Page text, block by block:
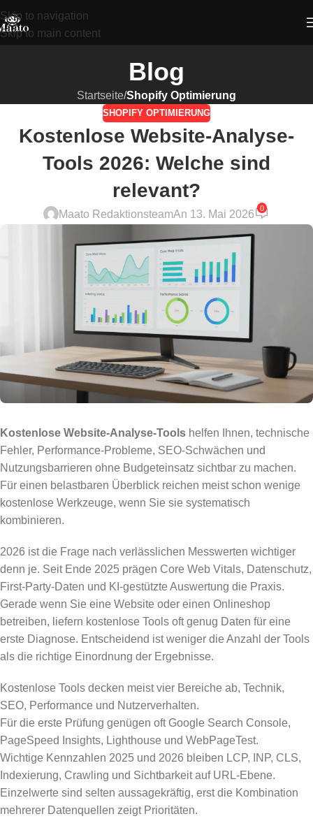
Skip to navigation
Skip to main content
Blog
Startseite/Shopify Optimierung
SHOPIFY OPTIMIERUNG
Kostenlose Website-Analyse-
Tools 2026: Welche sind
relevant?
Maato RedaktionsteamAn 13. Mai 2026
0
Kostenlose Website-Analyse-Tools helfen Ihnen, technische
Fehler, Performance-Probleme, SEO-Schwächen und
Nutzungsbarrieren ohne Budgeteinsatz sichtbar zu machen.
Für einen belastbaren Überblick reichen meist schon wenige
kostenlose Werkzeuge, wenn Sie sie systematisch
kombinieren.
2026 ist die Frage nach verlässlichen Messwerten wichtiger
denn je. Seit Ende 2025 prägen Core Web Vitals, Datenschutz,
First-Party-Daten und KI-gestützte Auswertung die Praxis.
Gerade wenn Sie eine Website oder einen Onlineshop
betreiben, liefern kostenlose Tools oft genug Daten für eine
erste Diagnose. Entscheidend ist weniger die Anzahl der Tools
als die richtige Einordnung der Ergebnisse.
Kostenlose Tools decken meist vier Bereiche ab, Technik,
SEO, Performance und Nutzerverhalten.
Für die erste Prüfung genügen oft Google Search Console,
PageSpeed Insights, Lighthouse und WebPageTest.
Wichtige Kennzahlen 2025 und 2026 bleiben LCP, INP, CLS,
Indexierung, Crawling und Sichtbarkeit auf URL-Ebene.
Einzelwerte sind selten aussagekräftig, erst die Kombination
mehrerer Datenquellen zeigt Prioritäten.